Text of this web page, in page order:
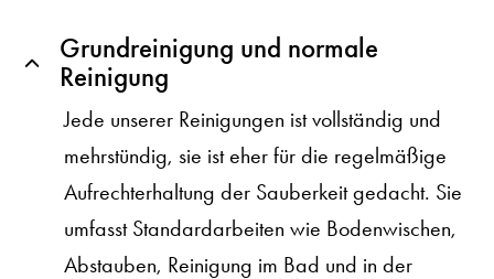
Grundreinigung und normale
Reinigung
Jede unserer Reinigungen ist vollständig und
mehrstündig, sie ist eher für die regelmäßige
Aufrechterhaltung der Sauberkeit gedacht. Sie
umfasst Standardarbeiten wie Bodenwischen,
Abstauben, Reinigung im Bad und in der